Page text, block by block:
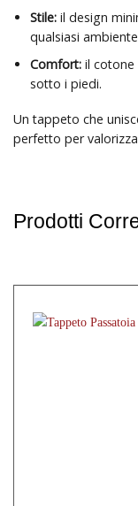
Stile:il design
qualsiasi
Comfort:il cotone
sotto i piedi.
Un tappeto che
perfetto per
Prodotti